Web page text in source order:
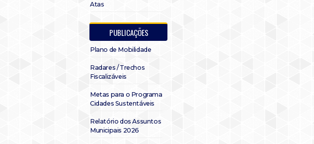
Atas
PUBLICAÇÕES
Plano de Mobilidade
Radares / Trechos
Fiscalizáveis
Metas para o Programa
Cidades Sustentáveis
Relatório dos Assuntos
Municipais 2026